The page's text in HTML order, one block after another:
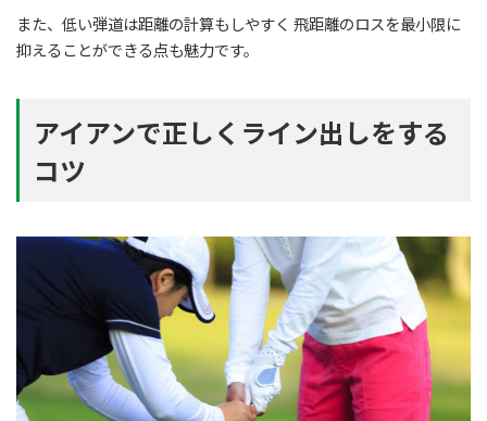
また、低い弾道は距離の計算もしやすく 飛距離のロスを最小限に
抑えることができる点も魅力です。
アイアンで正しくライン出しをする
コツ